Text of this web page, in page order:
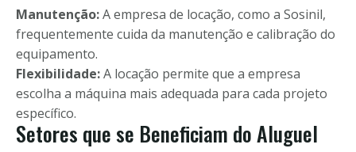
Manutenção:A empresa de locação, como a Sosinil,
frequentemente cuida da manutenção e calibração do
equipamento.
Flexibilidade:A locação permite que a empresa
escolha a máquina mais adequada para cada projeto
específico.
Setores que se Beneficiam do Aluguel